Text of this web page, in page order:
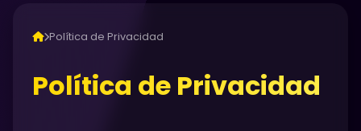
Política de Privacidad
Política de Privacidad